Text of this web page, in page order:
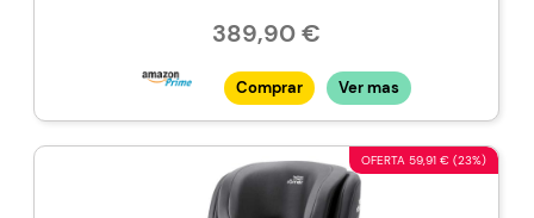
389,90 €
Comprar Ver mas
OFERTA 59,91 € (23%)